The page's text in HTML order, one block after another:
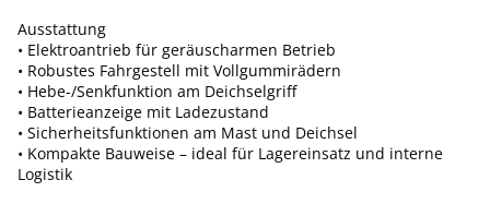
Ausstattung
• Elektroantrieb für geräuscharmen Betrieb
• Robustes Fahrgestell mit Vollgummirädern
• Hebe-/Senkfunktion am Deichselgriff
• Batterieanzeige mit Ladezustand
• Sicherheitsfunktionen am Mast und Deichsel
• Kompakte Bauweise – ideal für Lagereinsatz und interne
Logistik